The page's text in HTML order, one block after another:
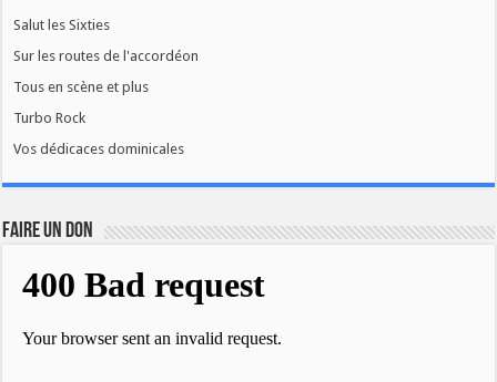
Salut les Sixties
Sur les routes de l'accordéon
Tous en scène et plus
Turbo Rock
Vos dédicaces dominicales
FAIRE UN DON